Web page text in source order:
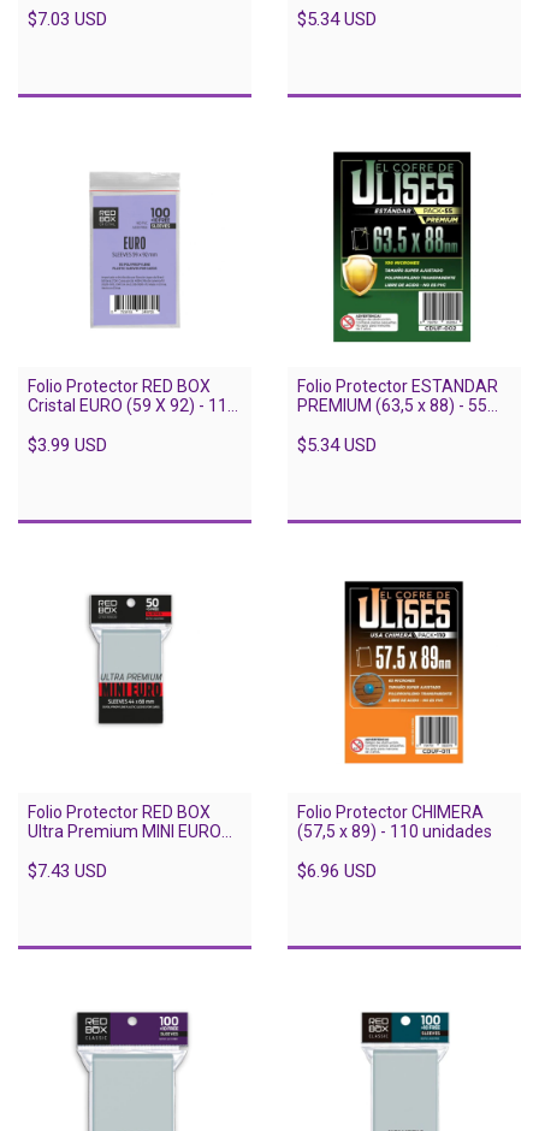
$7.03 USD $5.34 USD
Folio Protector RED BOX
Cristal EURO (59 X 92) - 110
$3.99 USD
Folio Protector ESTANDAR
PREMIUM (63,5 x 88) - 55
$5.34 USD
Folio Protector RED BOX
Ultra Premium MINI EURO
$7.43 USD
Folio Protector CHIMERA
(57,5 x 89) - 110 unidades
$6.96 USD